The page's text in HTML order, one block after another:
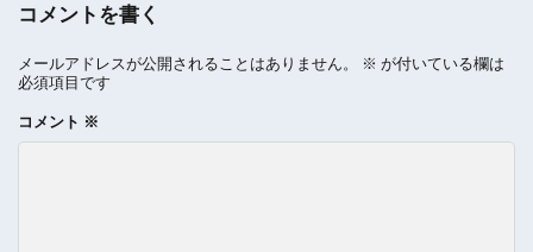
コメントを書く
メールアドレスが公開されることはありません。 ※ が付いている欄は
必須項目です
コメント ※